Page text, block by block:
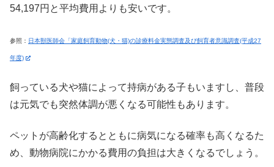
54,197円と平均費用よりも安いです。
参照： 日本獣医師会「家庭飼育動物(犬・猫)の診療料金実態調査及び飼育者意識調査(平成27
年度)
飼っている犬や猫によって持病がある子もいますし、普段
は元気でも突然体調が悪くなる可能性もあります。
ペットが高齢化するとともに病気になる確率も高くなるた
め、動物病院にかかる費用の負担は大きくなるでしょう。